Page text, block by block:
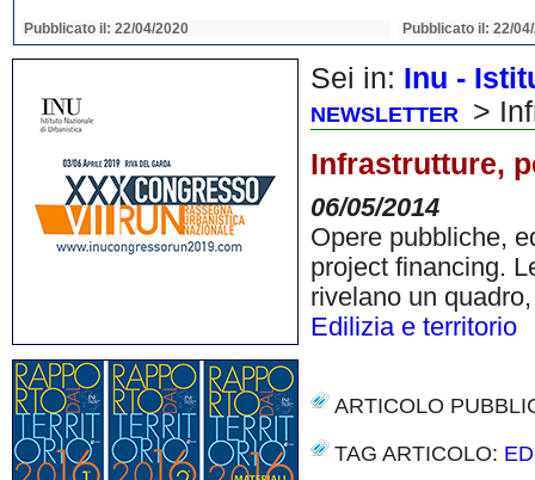
Pubblicato il: 22/04/2020 Pubblicato il: 22/
Sei in: Inu -
NEWSLETTER
>
Infrastrutture,
06/05/2014
Opere pubbliche,
project financing.
rivelano un
Edilizia e territorio
ARTICOLO
TAG ARTICOLO: